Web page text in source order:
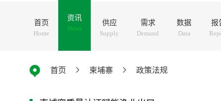
首页
Home
资讯
News
供应
Supply
需求
Demand
数据
Data
报
首页 柬埔寨 政策法规